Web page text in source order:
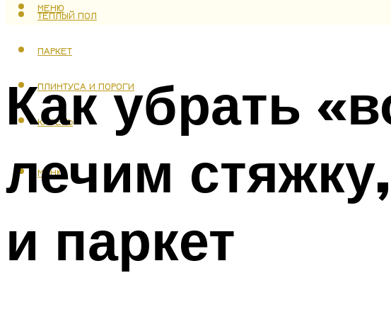
ТЕПЛЫЙ ПОЛ
ПАРКЕТ
ПЛИНТУСА И ПОРОГИ
КАФЕЛЬ
МЕНЮ
МЕНЮ
Как убрать
лечим
и паркет